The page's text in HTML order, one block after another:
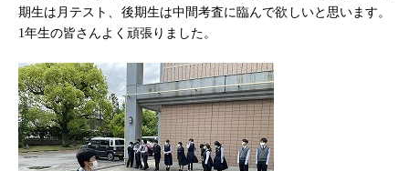
期生は月テスト、後期生は中間考査に臨んで欲しいと思います。
1年生の皆さんよく頑張りました。